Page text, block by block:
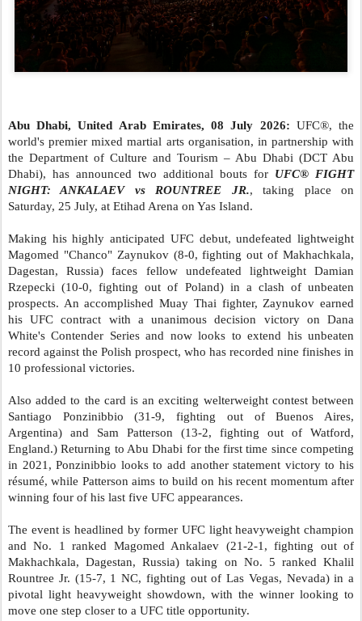
Abu Dhabi, United Arab Emirates, 08 July 2026: UFC®, the
world's premier mixed martial arts organisation, in partnership with
the Department of Culture and Tourism – Abu Dhabi (DCT Abu
Dhabi), has announced two additional bouts for UFC® FIGHT
NIGHT: ANKALAEV vs ROUNTREE JR., taking place on
Saturday, 25 July, at Etihad Arena on Yas Island.
Making his highly anticipated UFC debut, undefeated lightweight
Magomed "Chanco" Zaynukov (8-0, fighting out of Makhachkala,
Dagestan, Russia) faces fellow undefeated lightweight Damian
Rzepecki (10-0, fighting out of Poland) in a clash of unbeaten
prospects. An accomplished Muay Thai fighter, Zaynukov earned
his UFC contract with a unanimous decision victory on Dana
White's Contender Series and now looks to extend his unbeaten
record against the Polish prospect, who has recorded nine finishes in
10 professional victories.
Also added to the card is an exciting welterweight contest between
Santiago Ponzinibbio (31-9, fighting out of Buenos Aires,
Argentina) and Sam Patterson (13-2, fighting out of Watford,
England.)Returning to Abu Dhabi for the first time since competing
in 2021, Ponzinibbio looks to add another statement victory to his
résumé, while Patterson aims to build on his recent momentum after
winning four of his last five UFC appearances.
The event is headlined by former UFC light heavyweight champion
and No. 1 ranked Magomed Ankalaev (21-2-1, fighting out of
Makhachkala, Dagestan, Russia) taking on No. 5 ranked Khalil
Rountree Jr. (15-7, 1 NC, fighting out of Las Vegas, Nevada) in a
pivotal light heavyweight showdown, with the winner looking to
move one step closer to a UFC title opportunity.